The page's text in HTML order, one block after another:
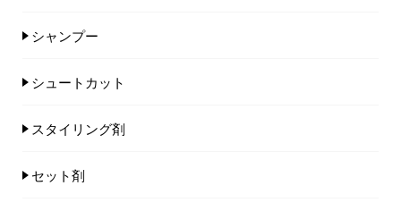
シャンプー
シュートカット
スタイリング剤
セット剤